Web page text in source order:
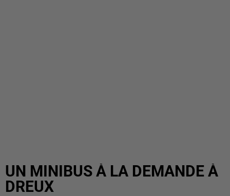
UN MINIBUS À LA DEMANDE À
DREUX